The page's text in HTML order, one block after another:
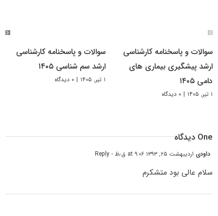
سوالات و پاسخنامه کارشناسی
ارشد پیشگیری بیماری های
دامی ۱۴۰۵
۱ تیر, ۱۴۰۵ | ۰ دیدگاه
سوالات و پاسخنامه کارشناسی
ارشد سم شناسی ۱۴۰۵
۱ تیر, ۱۴۰۵ | ۰ دیدگاه
One دیدگاه
داودی اردیبهشت ۲۵, ۱۳۹۳ at ۹:۰۶ ق٫ظ - Reply
سلام عالی بود متشکرم